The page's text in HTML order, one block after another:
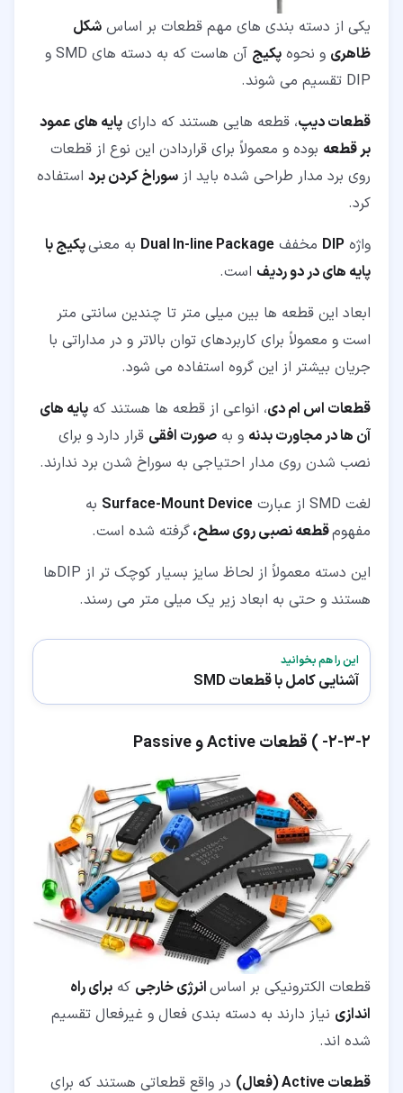
یکی از دسته بندی های مهم قطعات بر اساس شکل
ظاهری و نحوه پکیج
آن هاست که به دسته های SMD و
DIP تقسیم می شوند.
قطعات دیپ، قطعه هایی هستند که دارای پایه های عمود
بر قطعه بوده و معمولاً برای قراردادن این نوع از قطعات
روی برد مدار طراحی شده باید از سوراخ کردن برد استفاده
کرد.
واژه DIP مخفف Dual In-line Package به معنیپکیج با
پایه های در دو ردیف است.
ابعاد این قطعه ها بین میلی متر تا چندین سانتی متر
است و معمولاً برای کاربردهای توان بالاتر و در مداراتی با
جریان بیشتر از این گروه استفاده می شود.
قطعات اس ام دی، انواعی از قطعه ها هستند که پایه های
آن ها در مجاورت بدنه و به صورت افقی قرار دارد و برای
نصب شدن روی مدار احتیاجی به سوراخ شدن برد ندارند.
لغت SMD از عبارت
Surface-Mount Device به
مفهومقطعه نصبی روی سطح،گرفته شده است.
این دسته معمولاً از لحاظ سایز بسیار کوچک تر از DIPها
هستند و حتی به ابعاد زیر یک میلی متر می رسند.
این را هم بخوانید
آشنایی کامل با قطعات SMD
۲‏-‏۳‏-‏۲‏- ) قطعات Active و Passive
قطعات الکترونیکی بر اساسانرژی خارجی که برای راه
اندازی نیاز دارند به دسته بندی فعال و غیرفعال تقسیم
شده اند.
قطعات
(فعال) در واقع قطعاتی هستند که برای